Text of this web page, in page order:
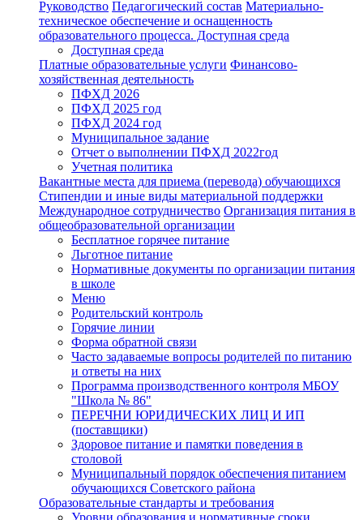
Руководство Педагогический состав Материально-
техническое обеспечение и оснащенность
образовательного процесса. Доступная среда
Доступная среда
Платные образовательные услуги Финансово-
хозяйственная деятельность
ПФХД 2026
ПФХД 2025 год
ПФХД 2024 год
Муниципальное задание
Отчет о выполнении ПФХД 2022год
Учетная политика
Вакантные места для приема (перевода) обучающихся
Стипендии и иные виды материальной поддержки
Международное сотрудничество Организация питания в
общеобразовательной организации
Бесплатное горячее питание
Льготное питание
Нормативные документы по организации питания
в школе
Меню
Родительский контроль
Горячие линии
Форма обратной связи
Часто задаваемые вопросы родителей по питанию
и ответы на них
Программа производственного контроля МБОУ
"Школа № 86"
ПЕРЕЧНИ ЮРИДИЧЕСКИХ ЛИЦ И ИП
(поставщики)
Здоровое питание и памятки поведения в
столовой
Муниципальный порядок обеспечения питанием
обучающихся Советского района
Образовательные стандарты и требования
Уровни образования и нормативные сроки